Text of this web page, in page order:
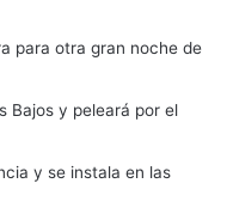
para otra gran noche de
Bajos y peleará por el
y se instala en las